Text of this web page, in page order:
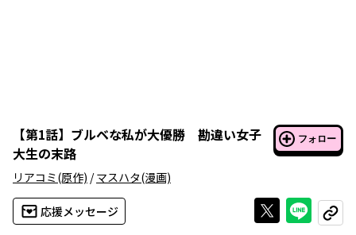
【第1話】 ブルベな私が大優勝 勘違い女子
大生の末路
フォロー
リアコミ(原作) /マスハタ(漫画)
応援メッセージ Xで投稿する
ライン
コピー